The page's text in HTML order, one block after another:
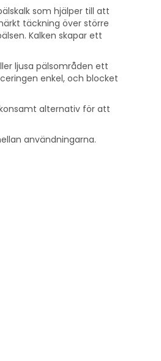
som hjälper till att
täckning över större
Kalken skapar ett
ljusa pälsområden ett
enkel, och blocket
alternativ för att
användningarna.